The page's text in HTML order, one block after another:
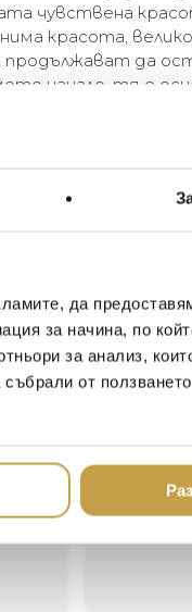
да
за начина, по
за анализ,
от
чувствена
красота,
продължават да
начало, тя е
и се е превърнала
René Lalique’s
of the
of Bacchus
beauty,
to leave admirers
staple in the Lalique
celebrated style.
Най-
за